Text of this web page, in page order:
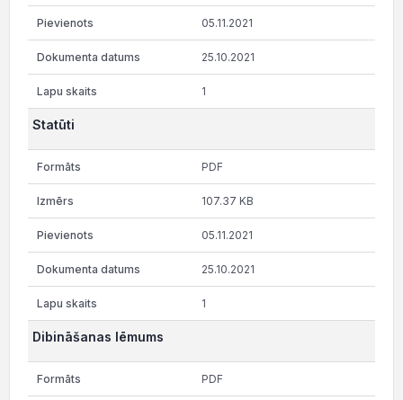
05.11.2021
25.10.2021
1
Statūti
PDF
107.37 KB
05.11.2021
25.10.2021
1
Dibināšanas lēmums
PDF